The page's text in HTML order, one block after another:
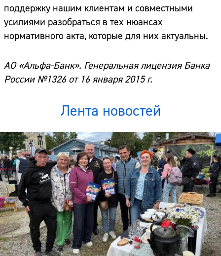
поддержку нашим клиентам и совместными
усилиями разобраться в тех нюансах
нормативного акта, которые для них актуальны.
АО «Альфа-Банк». Генеральная лицензия Банка
России №1326 от 16 января 2015 г.
Лента новостей